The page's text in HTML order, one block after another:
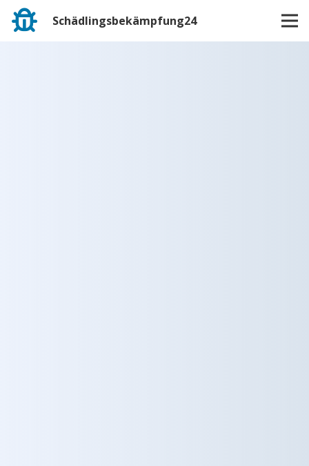
Schädlingsbekämpfung24